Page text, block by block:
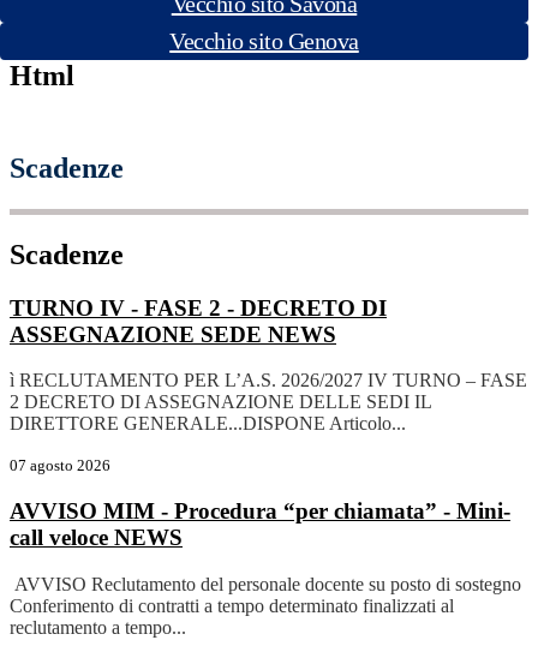
Vecchio sito Genova
Html
Scadenze
Scadenze
TURNO IV - FASE 2 - DECRETO DI
ASSEGNAZIONE SEDE NEWS
ì RECLUTAMENTO PER L’A.S. 2026/2027 IV TURNO – FASE
2 DECRETO DI ASSEGNAZIONE DELLE SEDI IL
DIRETTORE GENERALE...DISPONE Articolo...
07 agosto 2026
AVVISO MIM - Procedura “per chiamata” - Mini-
call veloce NEWS
AVVISO Reclutamento del personale docente su posto di sostegno
Conferimento di contratti a tempo determinato finalizzati al
reclutamento a tempo...